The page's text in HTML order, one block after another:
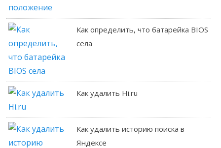
Как определить, что батарейка BIOS
села
Как удалить Hi.ru
Как удалить историю поиска в
Яндексе